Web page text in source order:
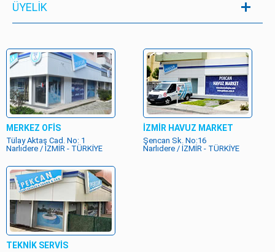
ÜYELIK
MERKEZ OFİS
Tülay Aktaş Cad. No: 1
Narlıdere / İZMİR - TÜRKİYE
İZMİR HAVUZ MARKET
Şencan Sk. No:16
Narlıdere / İZMİR - TÜRKİYE
TEKNİK SERVİS